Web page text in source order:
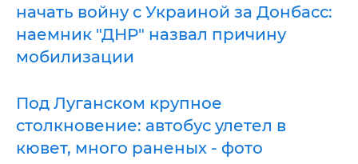
начать войну с Украиной за Донбасс:
наемник "ДНР" назвал причину
мобилизации
Под Луганском крупное
столкновение: автобус улетел в
кювет, много раненых - фото